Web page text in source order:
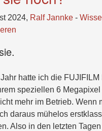
2024, Ralf Jannke -
hatte ich die
speziellen 6
mehr im Betrieb. Wenn
daraus mühelos
Also in den letzten